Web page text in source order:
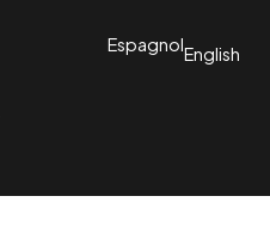
EspagnolEnglish